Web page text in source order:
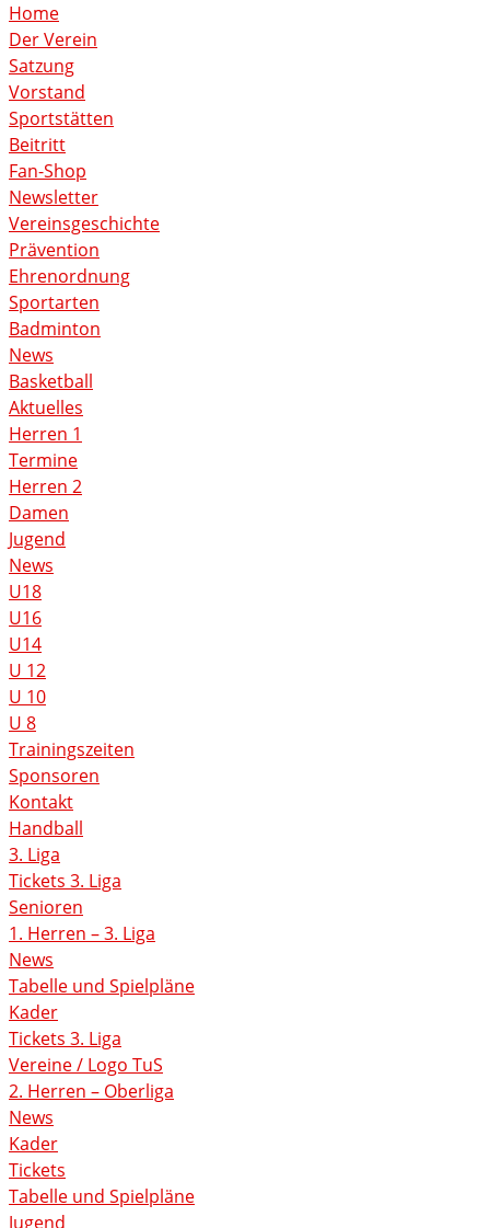
Home
Der Verein
Satzung
Vorstand
Sportstätten
Beitritt
Fan-Shop
Newsletter
Vereinsgeschichte
Prävention
Ehrenordnung
Sportarten
Badminton
News
Basketball
Aktuelles
Herren 1
Termine
Herren 2
Damen
Jugend
News
U18
U16
U14
U 12
U 10
U 8
Trainingszeiten
Sponsoren
Kontakt
Handball
3. Liga
Tickets 3. Liga
Senioren
1. Herren – 3. Liga
News
Tabelle und Spielpläne
Kader
Tickets 3. Liga
Vereine / Logo TuS
2. Herren – Oberliga
News
Kader
Tickets
Tabelle und Spielpläne
Jugend